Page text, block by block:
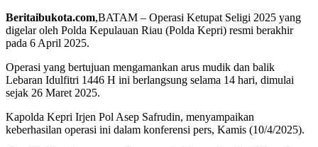
Beritaibukota.com,BATAM – Operasi Ketupat Seligi 2025 yang
digelar oleh Polda Kepulauan Riau (Polda Kepri) resmi berakhir
pada 6 April 2025.
Operasi yang bertujuan mengamankan arus mudik dan balik
Lebaran Idulfitri 1446 H ini berlangsung selama 14 hari, dimulai
sejak 26 Maret 2025.
Kapolda Kepri Irjen Pol Asep Safrudin, menyampaikan
keberhasilan operasi ini dalam konferensi pers, Kamis (10/4/2025).